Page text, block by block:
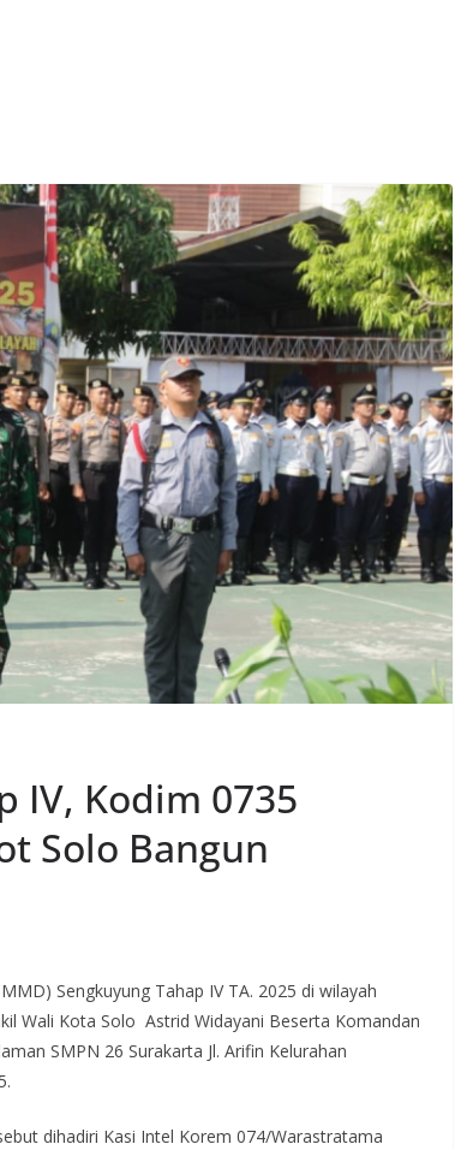
IV, Kodim 0735
Solo Bangun
Sengkuyung Tahap IV TA. 2025 di wilayah
Wali Kota Solo Astrid Widayani Beserta Komandan
SMPN 26 Surakarta Jl. Arifin Kelurahan
dihadiri Kasi Intel Korem 074/Warastratama